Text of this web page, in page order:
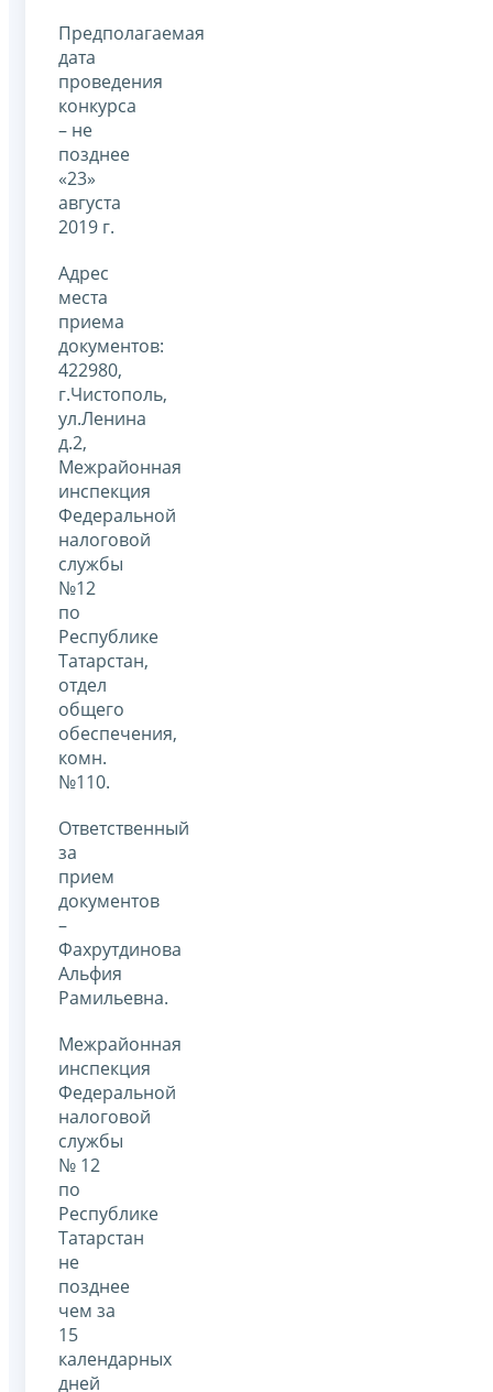
Предполагаемая
дата
проведения
конкурса
– не
позднее
«23»
августа
2019 г.
Адрес
места
приема
документов:
422980,
г.Чистополь,
ул.Ленина
д.2,
Межрайонная
инспекция
Федеральной
налоговой
службы
№12
по
Республике
Татарстан,
отдел
общего
обеспечения,
комн.
№110.
Ответственный
за
прием
документов
–
Фахрутдинова
Альфия
Рамильевна.
Межрайонная
инспекция
Федеральной
налоговой
службы
№ 12
по
Республике
Татарстан
не
позднее
чем за
15
календарных
дней